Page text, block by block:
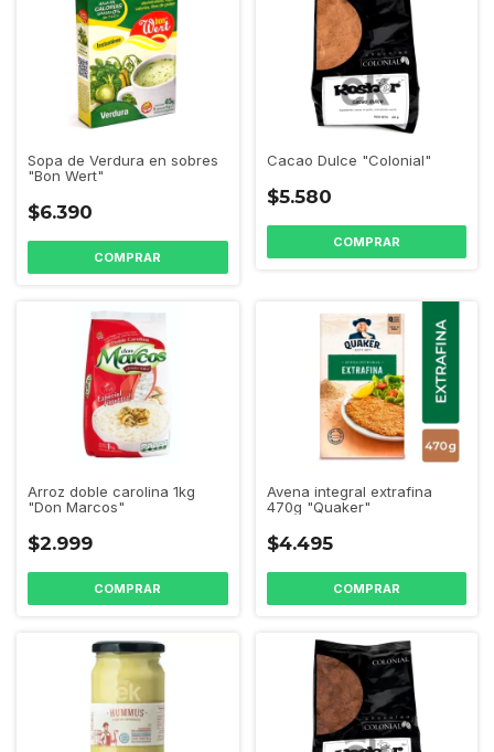
Sopa de Verdura en sobres
"Bon Wert"
$6.390
Cacao Dulce "Colonial"
$5.580
Arroz doble carolina 1kg
"Don Marcos"
$2.999
Avena integral extrafina
470g "Quaker"
$4.495